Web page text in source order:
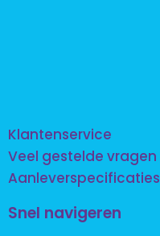
Klantenservice
Veel gestelde vragen
Aanleverspecificaties
Snel navigeren